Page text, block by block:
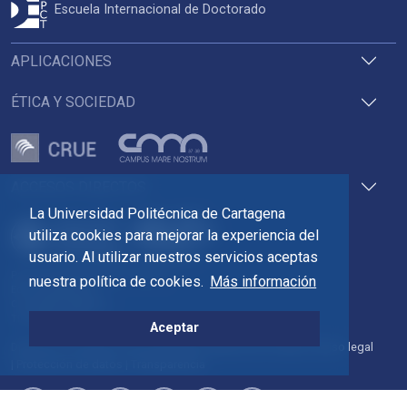
La Universidad Politécnica de Cartagena
utiliza cookies para mejorar la experiencia del
usuario. Al utilizar nuestros servicios aceptas
nuestra política de cookies. Más información
Aceptar
Pza. del Cronista Isidoro Valverde
Edif. La Milagrosa
Directorio Contacto Accesibilidad Política de Cookies Aviso legal
APLICACIONES
ÉTICA Y SOCIEDAD
Escuela Internacional de Doctorado